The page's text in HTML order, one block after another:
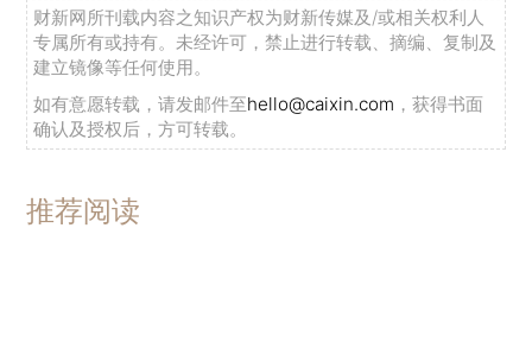
财新网所刊载内容之知识产权为财新传媒及/或相关权利人
专属所有或持有。未经许可，禁止进行转载、摘编、复制及
建立镜像等任何使用。
如有意愿转载，请发邮件至hello@caixin.com ，获得书面
确认及授权后，方可转载。
推荐阅读